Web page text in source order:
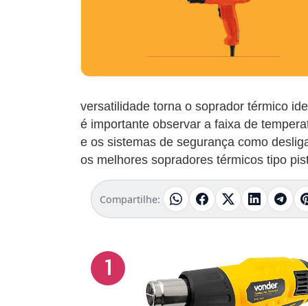
versatilidade torna o soprador térmico
é importante observar a faixa de
e os sistemas de segurança como
os melhores sopradores térmicos tipo
Compartilhe:
1